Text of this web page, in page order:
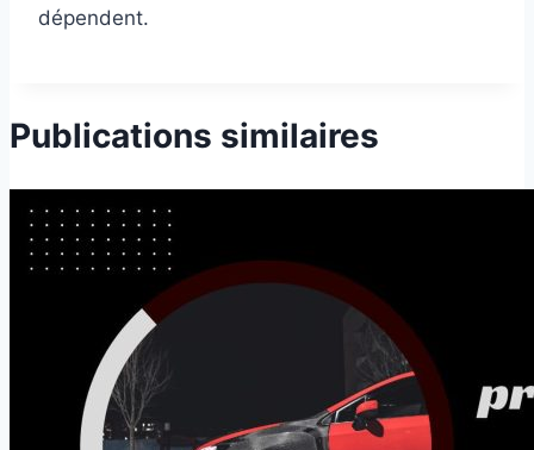
dépendent.
Publications similaires